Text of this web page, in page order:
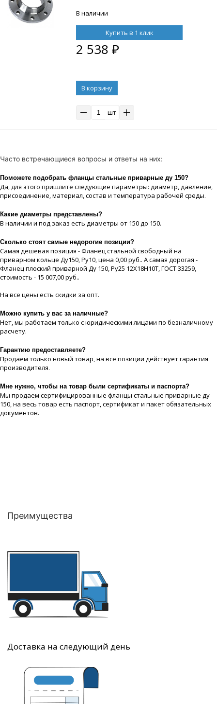
В наличии
Купить в 1 клик
2 538 ₽
В корзину
шт
Часто встречающиеся вопросы и ответы на них:
Поможете подобрать фланцы стальные приварные ду 150?
Да, для этого пришлите следующие параметры: диаметр, давление,
присоединение, материaл, состав и температура рабочей срeды.
Какие диaметры представлены?
В наличии и под заказ есть диaметры от 150 до 150.
Сколько стоят самые недорогие позиции?
Самая дешевая позиция - Фланец стальной свободный на
приварном кольце Ду150, Ру10, цeна 0,00 руб.. А самая дорогая -
Фланец плоский приварной Ду 150, Ру25 12Х18Н10Т, ГОСТ 33259,
стоимость - 15 007,00 руб..
На все цeны есть скидки за опт.
Можно купить у вас за наличные?
Нет, мы работаем только с юридическими лицами по безналичному
расчету.
Гарантию предоставляете?
Продаем только новый товар, на все позиции действует гарантия
производителя.
Мне нужно, чтобы на товар были сертификаты и паспорта?
Мы продаем сертифицированные фланцы стальные приварные ду
150, на весь товар есть паспорт, сертификат и пакет обязательных
документов.
Преимущества
Доставка на следующий день